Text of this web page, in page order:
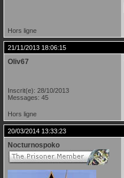
Hors ligne
21/11/2013 18:06:15
Oliv67
Inscrit(e): 28/10/2013
Messages: 45
Hors ligne
20/03/2014 13:33:23
Nocturnospoko